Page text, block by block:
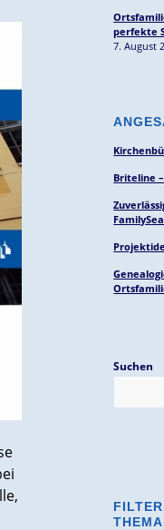
perfekte
7. August
Briteline
Suchen
THEMA